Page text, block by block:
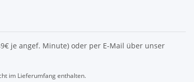
je angef. Minute) oder per E-Mail über unser
im Lieferumfang enthalten.